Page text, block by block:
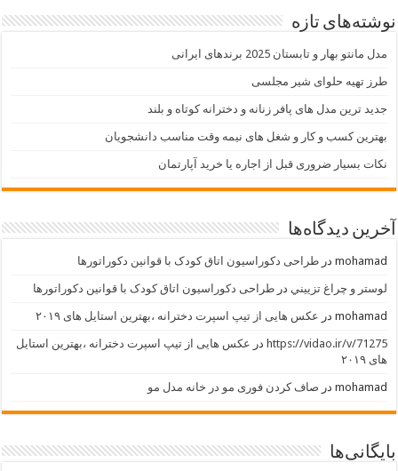
نوشته‌های تازه
مدل مانتو بهار و تابستان 2025 برندهای ایرانی
طرز تهیه حلوای شیر مجلسی
جدید ترین مدل های پافر زنانه و دخترانه کوتاه و بلند
بهترین کسب و کار و شغل های نیمه وقت مناسب دانشجویان
نکات بسیار ضروری قبل از اجاره یا خرید آپارتمان
آخرین دیدگاه‌ها
mohamad درطراحی دکوراسیون اتاق کودک با قوانین دکوراتورها
لوستر و چراغ تزييني درطراحی دکوراسیون اتاق کودک با قوانین دکوراتورها
mohamad در عکس هایی از تیپ اسپرت دخترانه ،بهترین استایل های ۲۰۱۹
https://vidao.ir/v/71275 در عکس هایی از تیپ اسپرت دخترانه ،بهترین استایل
های ۲۰۱۹
mohamad در صاف کردن فوری مو در خانه مدل مو
بایگانی‌ها